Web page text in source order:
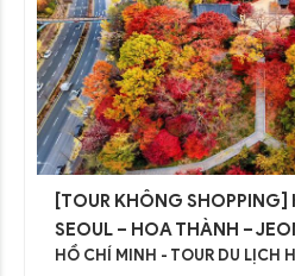
[TOUR KHÔNG SHOPPING]
SEOUL – HOA THÀNH –
HỒ CHÍ MINH - TOUR DU LỊCH